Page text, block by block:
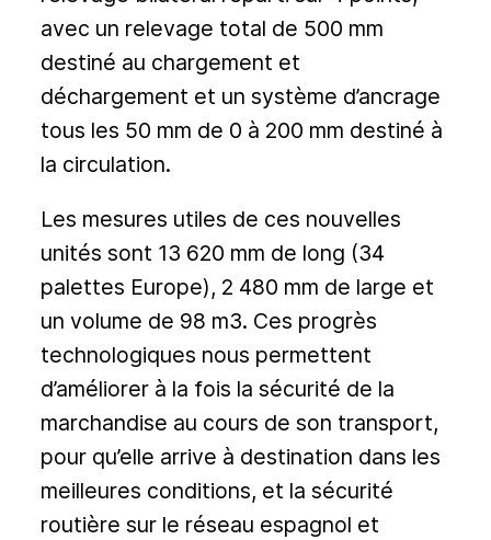
avec un relevage total de 500 mm
destiné au chargement et
déchargement et un système d’ancrage
tous les 50 mm de 0 à 200 mm destiné à
la circulation.
Les mesures utiles de ces nouvelles
unités sont 13 620 mm de long (34
palettes Europe), 2 480 mm de large et
un volume de 98 m3. Ces progrès
technologiques nous permettent
d’améliorer à la fois la sécurité de la
marchandise au cours de son transport,
pour qu’elle arrive à destination dans les
meilleures conditions, et la sécurité
routière sur le réseau espagnol et